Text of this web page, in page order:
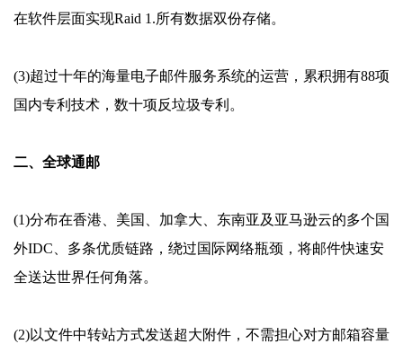
在软件层面实现Raid 1.所有数据双份存储。
(3)超过十年的海量电子邮件服务系统的运营，累积拥有88项
国内专利技术，数十项反垃圾专利。
二、全球通邮
(1)分布在香港、美国、加拿大、东南亚及亚马逊云的多个国
外IDC、多条优质链路，绕过国际网络瓶颈，将邮件快速安
全送达世界任何角落。
(2)以文件中转站方式发送超大附件，不需担心对方邮箱容量